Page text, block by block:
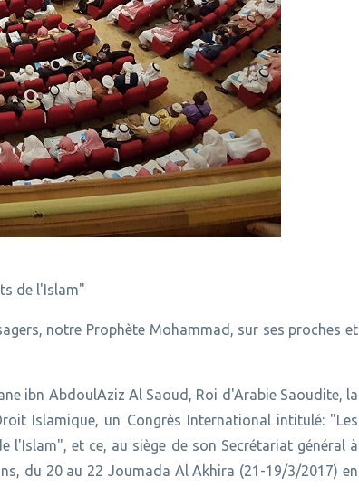
de l'Islam"
notre Prophète Mohammad, sur ses proches et
ibn AbdoulAziz Al Saoud, Roi d'Arabie Saoudite, la
Islamique, un Congrès International intitulé: "Les
l'Islam", et ce, au siège de son Secrétariat général à
du 20 au 22 Joumada Al Akhira (21-19/3/2017) en